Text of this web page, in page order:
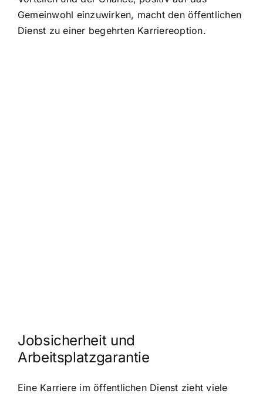
Gemeinwohl einzuwirken, macht den öffentlichen
Dienst zu einer begehrten Karriereoption.
Jobsicherheit und
Arbeitsplatzgarantie
Eine Karriere im öffentlichen Dienst zieht viele